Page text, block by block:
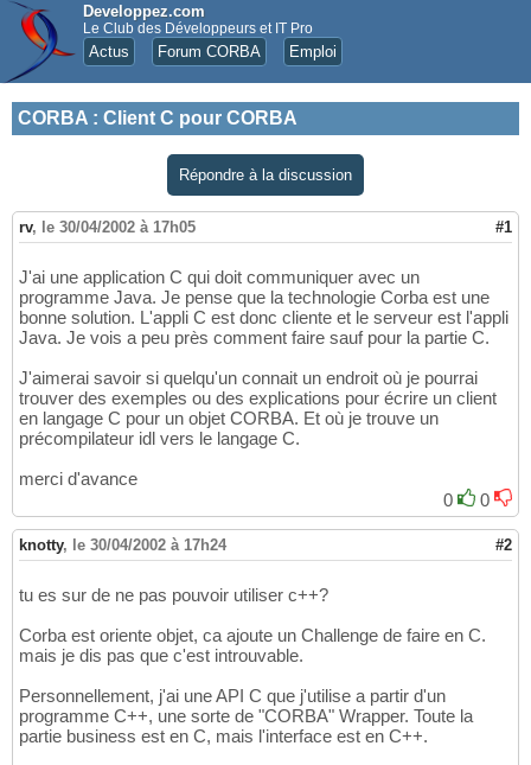
Developpez.com
Le Club des Développeurs et IT Pro
Actus Forum CORBA Emploi
CORBA : Client C pour CORBA
Répondre à la discussion
rv, le 30/04/2002 à 17h05 #1
J'ai une application C qui doit communiquer avec un
programme Java. Je pense que la technologie Corba est une
bonne solution. L'appli C est donc cliente et le serveur est l'appli
Java. Je vois a peu près comment faire sauf pour la partie C.
J'aimerai savoir si quelqu'un connait un endroit où je pourrai
trouver des exemples ou des explications pour écrire un client
en langage C pour un objet CORBA. Et où je trouve un
précompilateur idl vers le langage C.
merci d'avance
0
0
knotty, le 30/04/2002 à 17h24 #2
tu es sur de ne pas pouvoir utiliser c++?
Corba est oriente objet, ca ajoute un Challenge de faire en C.
mais je dis pas que c'est introuvable.
Personnellement, j'ai une API C que j'utilise a partir d'un
programme C++, une sorte de "CORBA" Wrapper. Toute la
partie business est en C, mais l'interface est en C++.